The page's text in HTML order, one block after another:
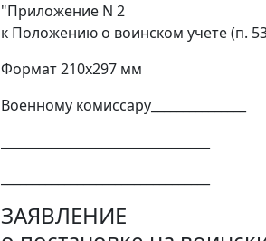
"Приложение N 2
к Положению о воинском учете (п.
Формат 210х297 мм
Военному комиссару_______________
ЗАЯВЛЕНИЕ